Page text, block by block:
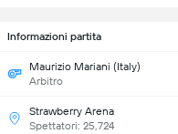
Informazioni partita
Maurizio Mariani (Italy)
Arbitro
Strawberry Arena
Spettatori: 25,724